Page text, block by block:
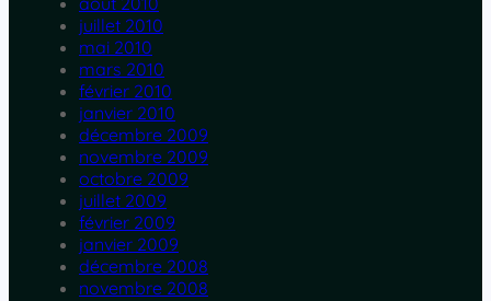
juillet 2010
mai 2010
mars 2010
février 2010
janvier 2010
décembre 2009
novembre 2009
octobre 2009
juillet 2009
février 2009
janvier 2009
décembre 2008
novembre 2008